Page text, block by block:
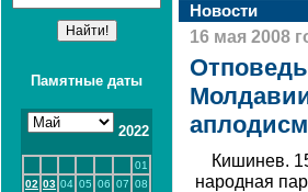
Памятные даты
2022
01
02 03 04 05 06 07 08
Новости
16 мая 2008
Кишинев.
народная